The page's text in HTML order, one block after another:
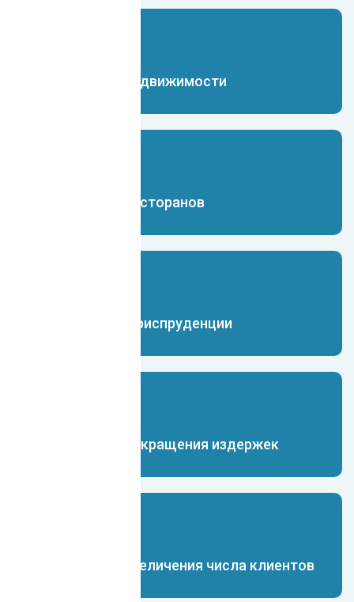
Чат-бот для недвижимости
Чат-бот для ресторанов
Чат-бот для юриспруденции
Чат-бот для сокращения издержек
Чат-бот для увеличения числа клиентов